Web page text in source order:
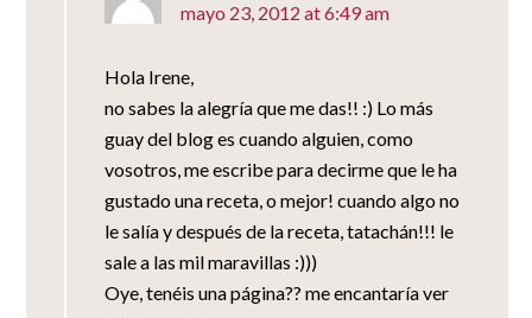
mayo 23, 2012 at 6:49 am
Hola Irene,
no sabes la alegría que me das!! :) Lo más
guay del blog es cuando alguien, como
vosotros, me escribe para decirme que le ha
gustado una receta, o mejor! cuando algo no
le salía y después de la receta, tatachán!!! le
sale a las mil maravillas :)))
Oye, tenéis una página?? me encantaría ver